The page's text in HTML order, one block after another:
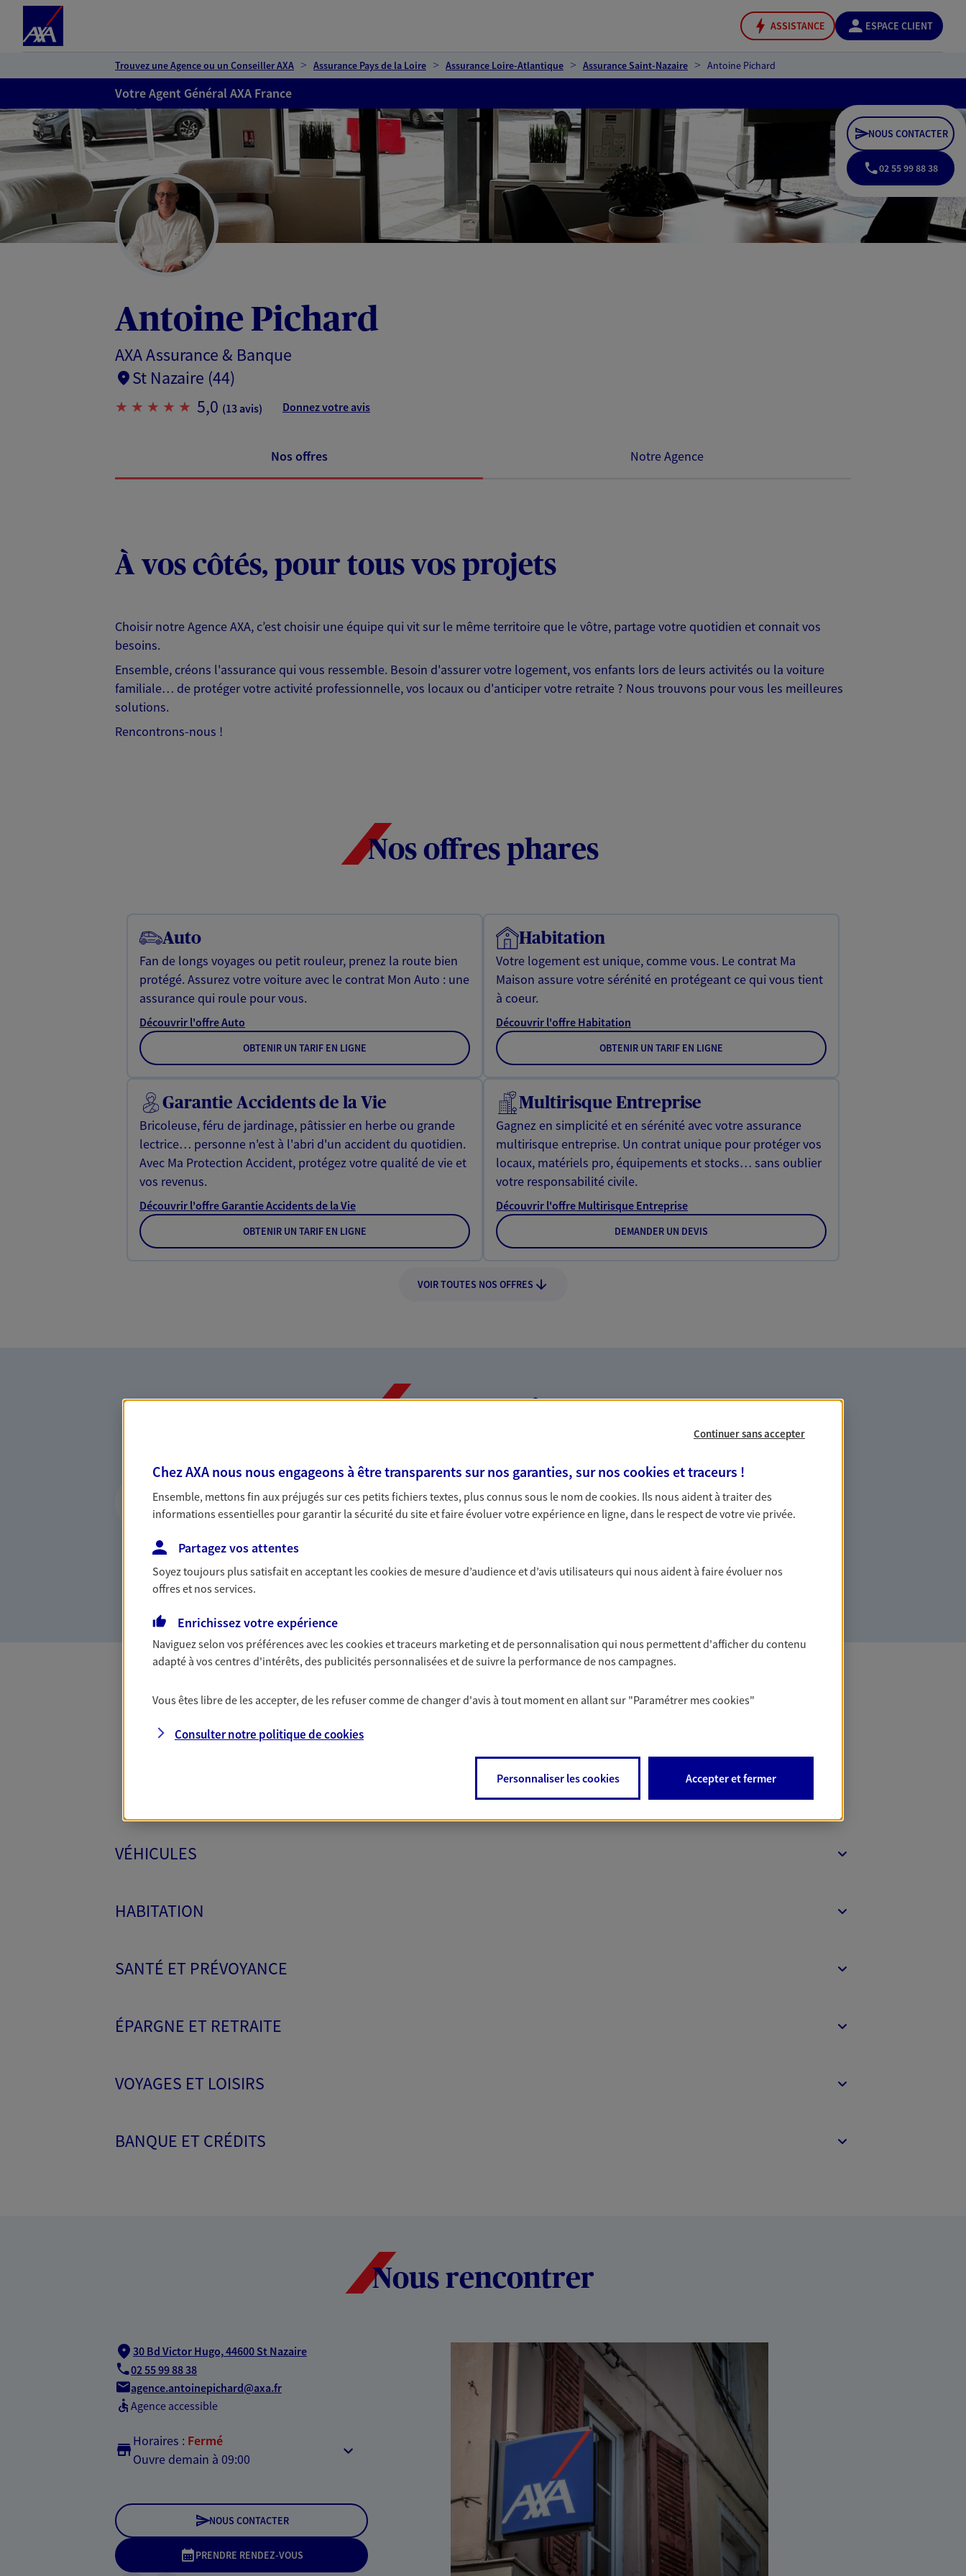
ASSISTANCE ESPACE CLIENT
Trouvez une Agence ou un Conseiller AXA Assurance Pays de la Loire Assurance Loire-Atlantique Assurance Saint-Nazaire Antoine Pichard
Votre Agent Général AXA France
Antoine Pichard
AXA Assurance & Banque
St Nazaire (44)
5,0 (13 avis) Donnez votre avis
NOUS CONTACTER
02 55 99 88 38
Nos offres Notre Agence
À vos côtés, pour tous vos projets
Choisir notre Agence AXA, c’est choisir une équipe qui vit sur le même territoire que le vôtre, partage votre quotidien et connait vos
besoins.
Ensemble, créons l'assurance qui vous ressemble. Besoin d'assurer votre logement, vos enfants lors de leurs activités ou la voiture
familiale… de protéger votre activité professionnelle, vos locaux ou d'anticiper votre retraite ? Nous trouvons pour vous les meilleures
solutions.
Rencontrons-nous !
Nos offres phares
Auto
Fan de longs voyages ou petit rouleur, prenez la route bien
protégé. Assurez votre voiture avec le contrat Mon Auto : une
assurance qui roule pour vous.
Découvrir l'offre Auto
OBTENIR UN TARIF EN LIGNE
Habitation
Votre logement est unique, comme vous. Le contrat Ma
Maison assure votre sérénité en protégeant ce qui vous tient
à coeur.
Découvrir l'offre Habitation
OBTENIR UN TARIF EN LIGNE
Garantie Accidents de la Vie
Bricoleuse, féru de jardinage, pâtissier en herbe ou grande
lectrice… personne n'est à l'abri d'un accident du quotidien.
Avec Ma Protection Accident, protégez votre qualité de vie et
vos revenus.
Découvrir l'offre Garantie Accidents de la Vie
OBTENIR UN TARIF EN LIGNE
Multirisque Entreprise
Gagnez en simplicité et en sérénité avec votre assurance
multirisque entreprise. Un contrat unique pour protéger vos
locaux, matériels pro, équipements et stocks… sans oublier
votre responsabilité civile.
Découvrir l'offre Multirisque Entreprise
DEMANDER UN DEVIS
VOIR TOUTES NOS OFFRES
Nos expertises
Vous accompagner dans la durée et la
confiance
votre vie, c'est ainsi que nous concevons notre métier : dans
la confiance et la proximité. C'est en apprenant à vous
connaître que nous proposons de meilleures solutions.
Accompagner les professionnels et les
entreprises
votre activité, vos collaborateurs... mais aussi vous-même et
Toutes nos offres Assurance & Banque
PRO & ENTREPRISES
VÉHICULES
HABITATION
SANTÉ ET PRÉVOYANCE
ÉPARGNE ET RETRAITE
VOYAGES ET LOISIRS
BANQUE ET CRÉDITS
Nous rencontrer
30 Bd Victor Hugo,44600 St Nazaire
02 55 99 88 38
agence.antoinepichard@axa.fr
Agence accessible
Horaires : Fermé
Ouvre demain à 09:00
NOUS CONTACTER
PRENDRE RENDEZ-VOUS
Continuer sans accepter
Chez AXA nous nous engageons à être transparents sur nos garanties, sur nos cookies et traceurs !
Ensemble, mettons fin aux préjugés sur ces petits fichiers textes, plus connus sous le nom decookies. Ils nous aident à traiter des
informations essentielles pour garantir la sécurité du site et faire évoluer votre expérience en ligne, dans le respect de votre vie privée.
Partagez vos attentes
Soyez toujours plus satisfait en acceptant lescookiesde mesure d’audience et d’avis utilisateurs qui nous aident à faire évoluer nos
offres et nos services.
Enrichissez votre expérience
Naviguez selon vos préférences avec lescookies et traceurs marketing et de personnalisation qui nous permettent d'afficher du contenu
adapté à vos centres d'intérêts, des publicités personnalisées et de suivre la performance de nos campagnes.
Vous êtes libre de les accepter, de les refuser comme de changer d'avis à tout moment en allant sur "Paramétrer mescookies"
Consulter notre politique decookies
Personnaliser les cookies Accepter et fermer